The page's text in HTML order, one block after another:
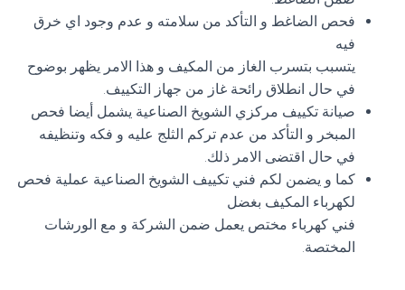
فحص الضاغط و التأكد من سلامته و عدم وجود اي خرق
فيه
يتسبب بتسرب الغاز من المكيف و هذا الامر يظهر بوضوح
في حال انطلاق رائحة غاز من جهاز التكييف.
صيانة تكييف مركزي الشويخ الصناعية يشمل أيضا فحص
المبخر و التأكد من عدم تركم الثلج عليه و فكه وتنظيفه
في حال اقتضى الامر ذلك.
كما و يضمن لكم فني تكييف الشويخ الصناعية عملية فحص
لكهرباء المكيف بغضل
فني كهرباء مختص يعمل ضمن الشركة و مع الورشات
المختصة.